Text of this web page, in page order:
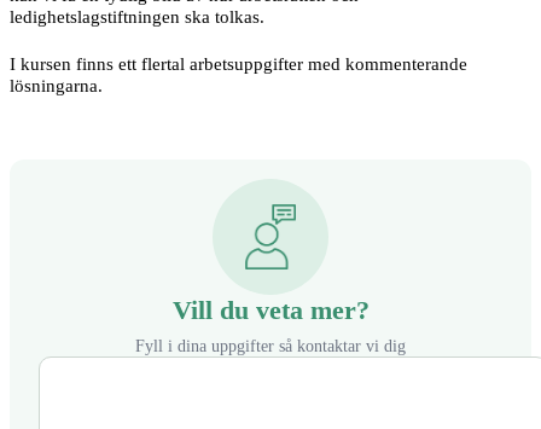
ledighetslagstiftningen ska tolkas.
I kursen finns ett flertal arbetsuppgifter med kommenterande
lösningarna.
Vill du veta mer?
Fyll i dina uppgifter så kontaktar vi dig